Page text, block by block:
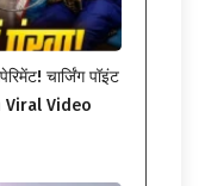
चार्जिंग पॉइंट
Viral Video